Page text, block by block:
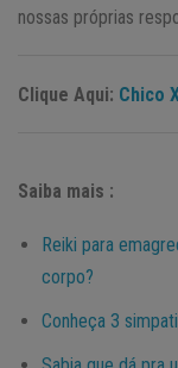
nossas próprias
Clique Aqui: Chico
Saiba mais :
Reiki para
corpo?
Conheça 3